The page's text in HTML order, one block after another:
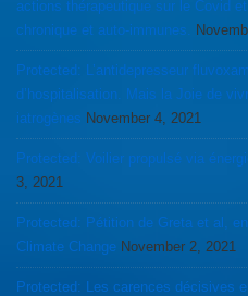
actions thérapeutique sur le Covid
chronique et auto-immunes.
Protected: L’antidepresseur
d’hospitalisation. Mais la Joie de
iatrogènes November 4, 2021
Protected: Voilier propulsé via
3, 2021
Protected: Pétition de Greta et al,
Climate Change November 2, 2021
Protected: Les carences décisives